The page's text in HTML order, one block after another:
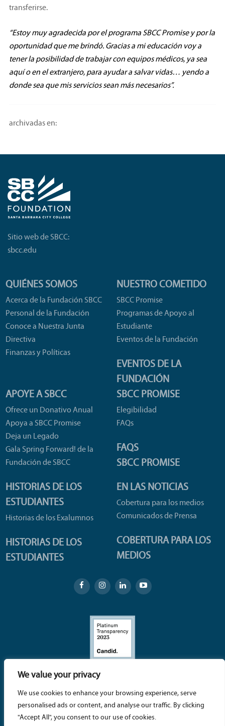
We value your privacy
We use cookies to enhance your browsing experience, serve
personalised ads or content, and analyse our traffic. By clicking
"Accept All", you consent to our use of cookies.
transferirse.
“Estoy muy agradecida por el programa SBCC Promise y por la
oportunidad que me brindó. Gracias a mi educación voy a
tener la posibilidad de trabajar con equipos médicos, ya sea
aquí o en el extranjero, para ayudar a salvar vidas… yendo a
donde sea que mis servicios sean más necesarios”.
archivadas en:
Sitio web de SBCC:
sbcc.edu
QUIÉNES SOMOS
Acerca de la Fundación SBCC
Personal de la Fundación
Conoce a Nuestra Junta
Directiva
Finanzas y Políticas
NUESTRO COMETIDO
SBCC Promise
Programas de Apoyo al
Estudiante
Eventos de la Fundación
EVENTOS DE LA
FUNDACIÓN
APOYE A SBCC
Ofrece un Donativo Anual
Apoya a SBCC Promise
Deja un Legado
Gala Spring Forward! de la
Fundación de SBCC
SBCC PROMISE
Elegibilidad
FAQs
FAQS
SBCC PROMISE
HISTORIAS DE LOS
ESTUDIANTES
Historias de los Exalumnos
HISTORIAS DE LOS
ESTUDIANTES
EN LAS NOTICIAS
Cobertura para los medios
Comunicados de Prensa
COBERTURA PARA LOS
MEDIOS
93109 | (805) 730-4401 |info@sbccfoundation.org
© 2026 Santa Barbara City College (SBCC) Foundation -
Una organización sin fines de lucro 501 (c)(3) exenta de